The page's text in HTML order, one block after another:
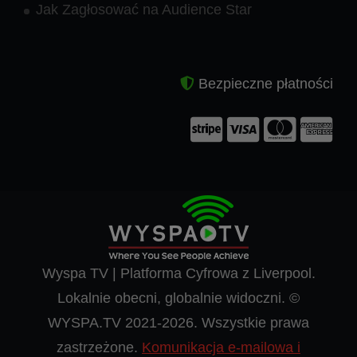
Jak Zagłosować na Audience Star
Bezpieczne płatności
Wyspa TV | Platforma Cyfrowa z Liverpool.
Lokalnie obecni, globalnie widoczni. ©
WYSPA.TV 2021-2026. Wszystkie prawa
zastrzeżone. Komunikacja e-mailowa i